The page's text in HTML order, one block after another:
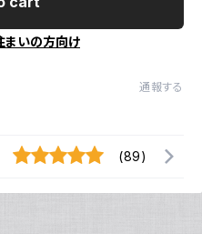
まいの方向け
通報する
(89)